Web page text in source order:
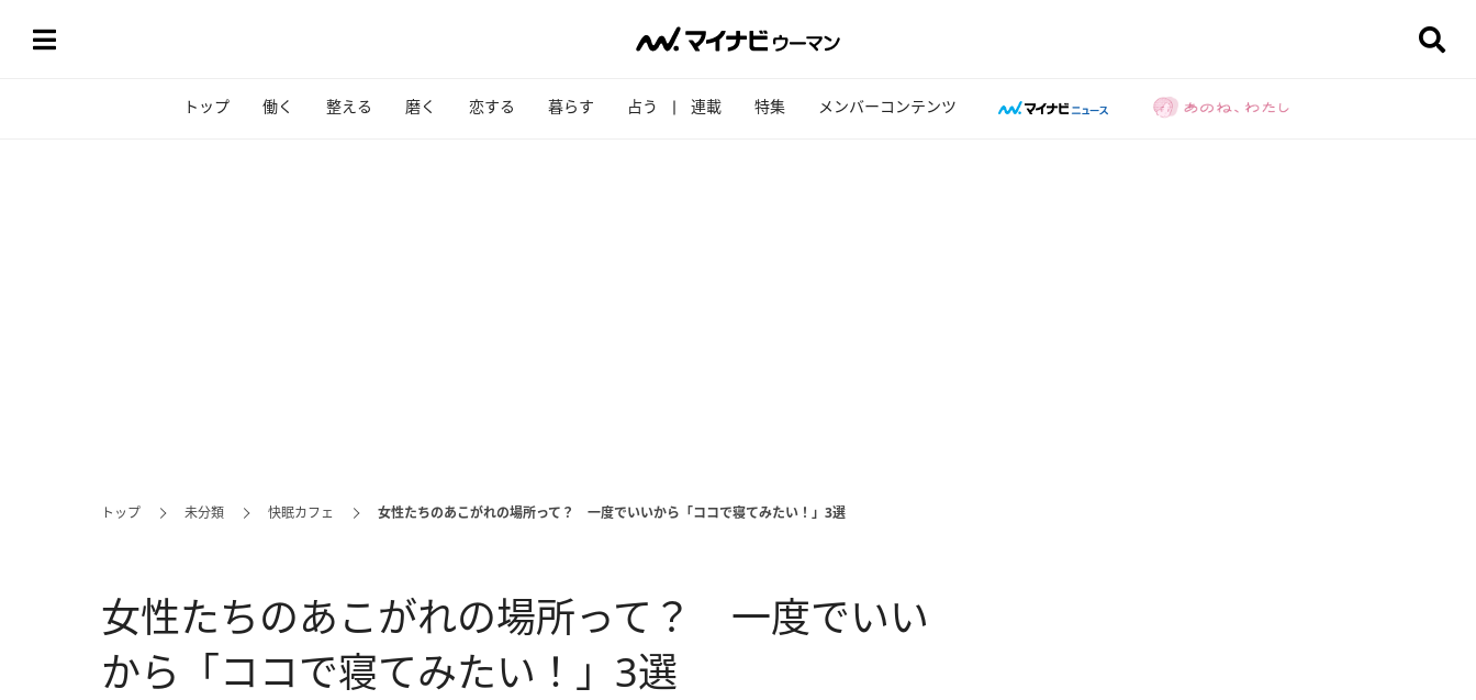
トップ 働く 整える 磨く 恋する 暮らす 占う 連載 特集 メンバーコンテンツ
トップ 未分類 快眠カフェ 女性たちのあこがれの場所って？ 一度でいいから「ココで寝てみたい！」3選
女性たちのあこがれの場所って？ 一度でいい
から「ココで寝てみたい！」3選